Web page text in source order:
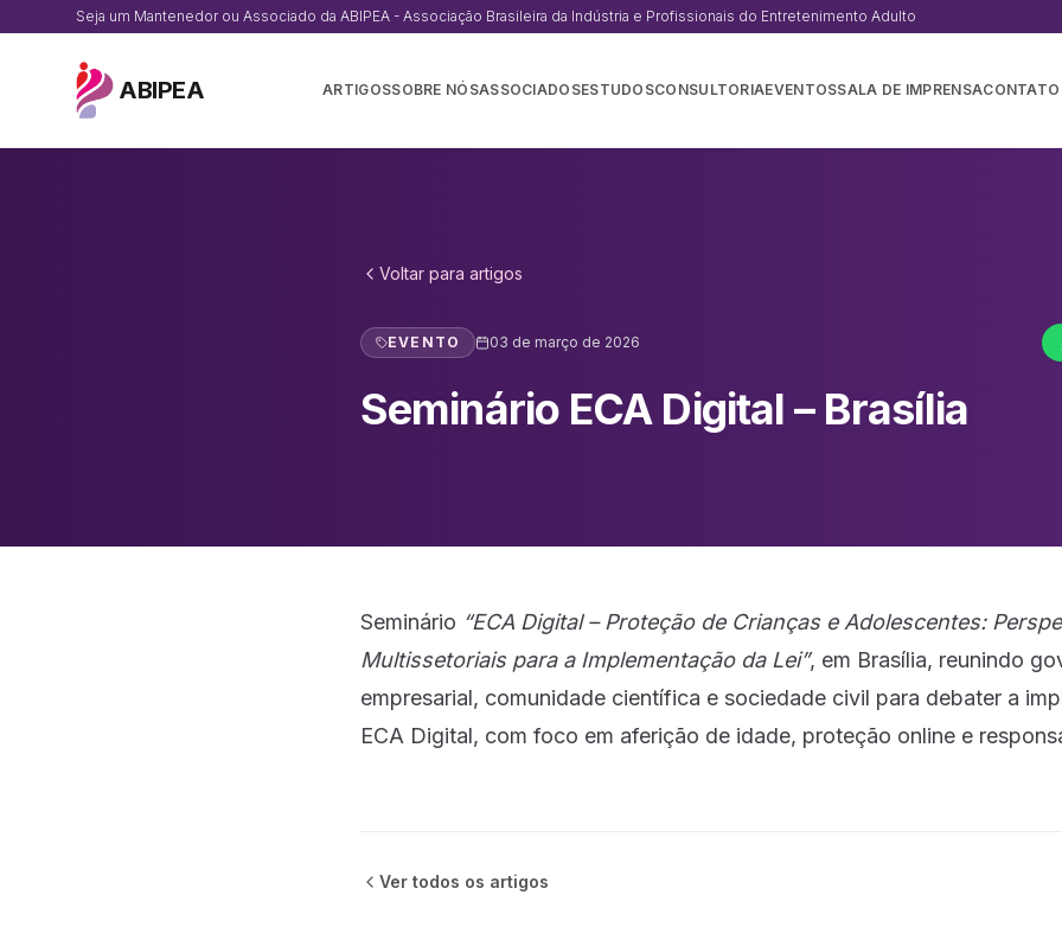
Seja um Mantenedor ou Associado da ABIPEA - Associação Brasileira da Indústria e Profissionais do Entretenimento Adulto
ABIPEA ARTIGOSSOBRE NÓSASSOCIADOSESTUDOSCONSULTORIAEVENTOSSALA DE IMPRENSACONTATO
Voltar para artigos
EVENTO 03 de março de 2026
Seminário ECA Digital – Brasília
Seminário “ECA Digital – Proteção de Crianças e Adolescentes:
Multissetoriais para a Implementação da Lei”, em Brasília, reunindo
empresarial, comunidade científica e sociedade civil para debater a
ECA Digital, com foco em aferição de idade, proteção online e
Ver todos os artigos